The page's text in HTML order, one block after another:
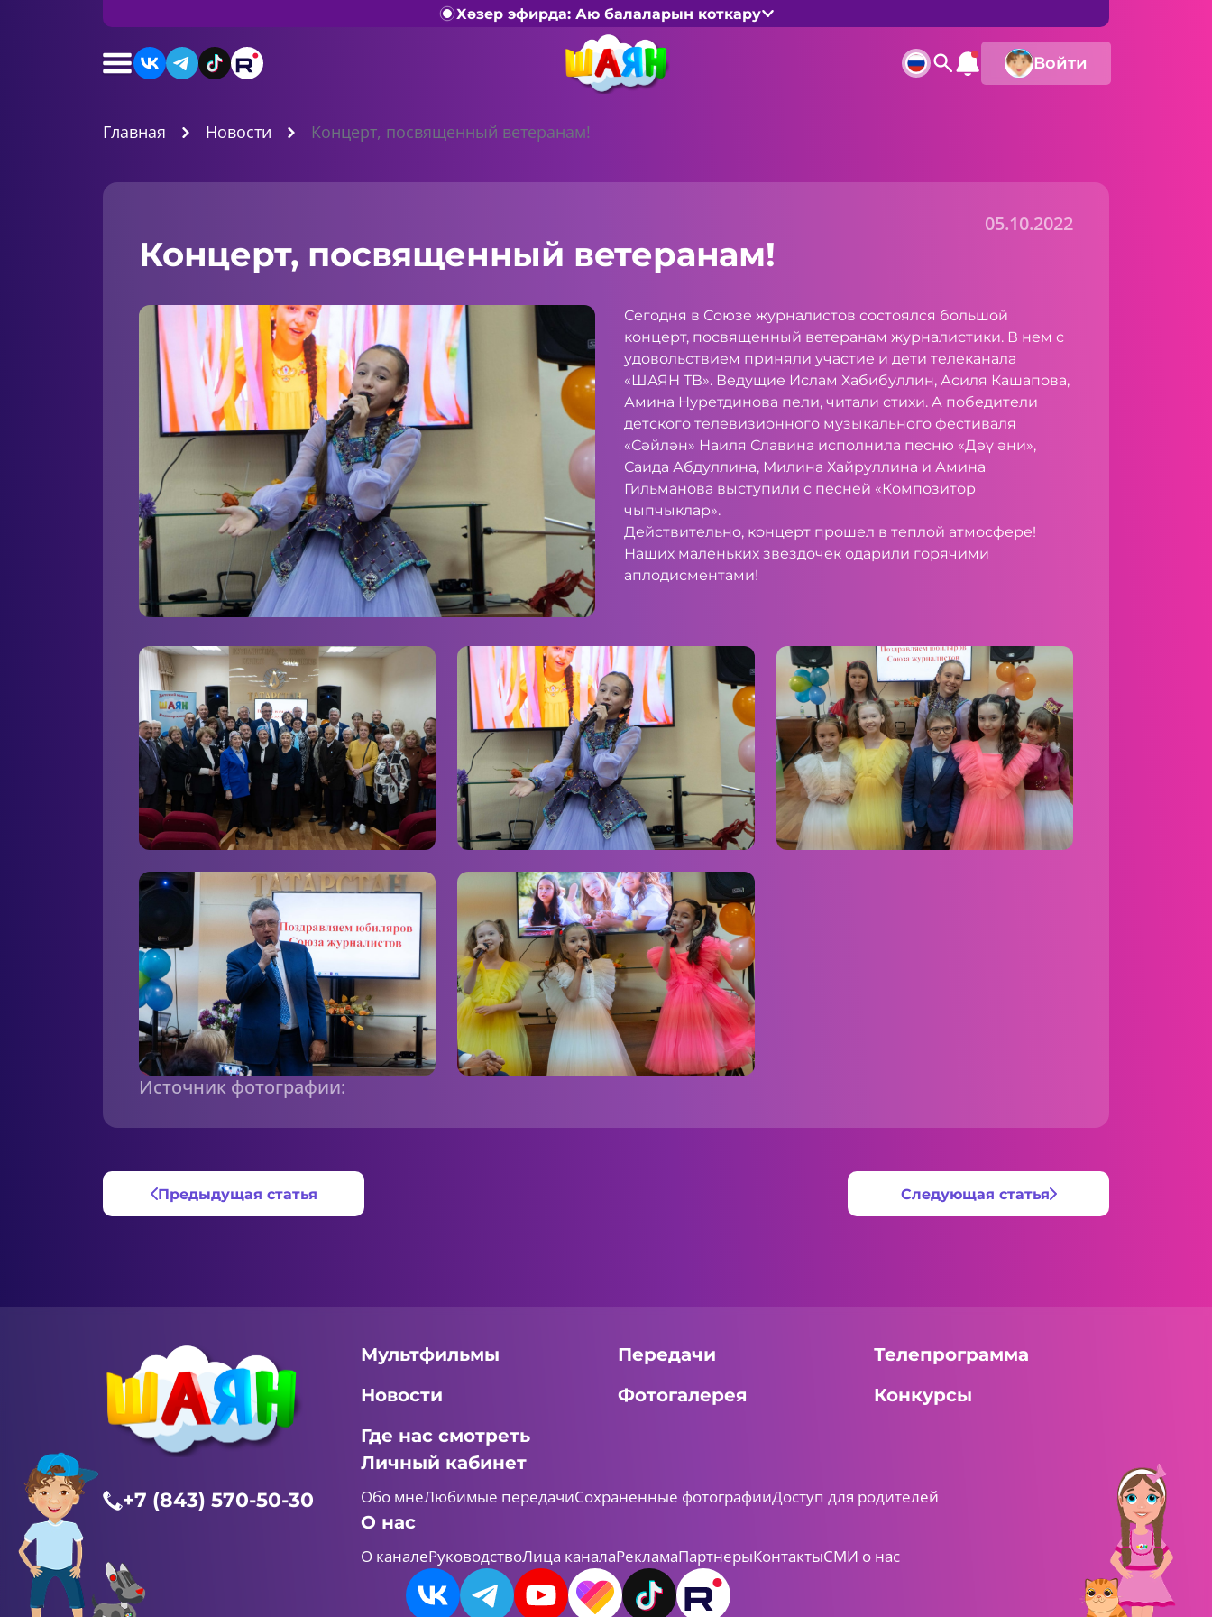
Хәзер эфирда: Аю балаларын коткару
Войти
Главная Новости Концерт, посвященный ветеранам!
05.10.2022
Концерт, посвященный ветеранам!
Сегодня в Союзе журналистов состоялся большой
концерт, посвященный ветеранам журналистики. В нем с
удовольствием приняли участие и дети телеканала
«ШАЯН ТВ». Ведущие Ислам Хабибуллин, Асиля Кашапова,
Амина Нуретдинова пели, читали стихи. А победители
детского телевизионного музыкального фестиваля
«Сәйлән» Наиля Славина исполнила песню «Дәү әни»,
Саида Абдуллина, Милина Хайруллина и Амина
Гильманова выступили с песней «Композитор
чыпчыклар».
Действительно, концерт прошел в теплой атмосфере!
Наших маленьких звездочек одарили горячими
аплодисментами!
Источник фотографии:
Предыдущая статья Следующая статья
+7 (843) 570-50-30
Мультфильмы Передачи
Телепрограмма
Новости
Фотогалерея
Конкурсы
Где нас смотреть
Личный кабинет
Обо мнеЛюбимые передачиСохраненные фотографииДоступ для родителей
О нас
О каналеРуководствоЛица каналаРекламаПартнерыКонтактыСМИ о нас